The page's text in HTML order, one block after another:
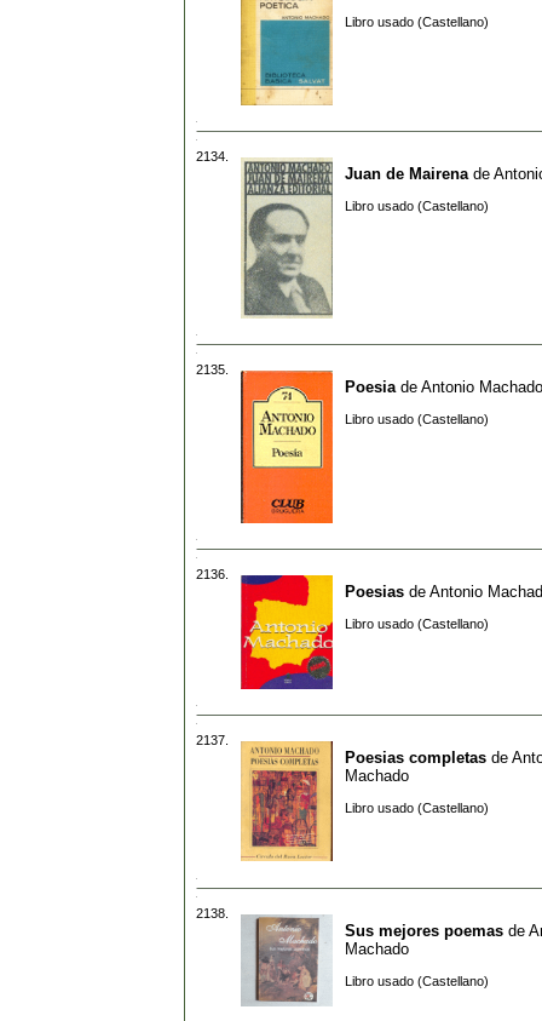
Libro usado (Castellano)
2134.
Juan de Mairena de
Libro usado (Castellano)
2135.
Poesia de Antonio Machado
Libro usado (Castellano)
2136.
Poesias de Antonio
Libro usado (Castellano)
2137.
Poesias completas de
Machado
Libro usado (Castellano)
2138.
Sus mejores poemas de
Machado
Libro usado (Castellano)